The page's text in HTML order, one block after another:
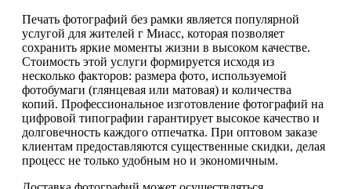
Печать фотографий без рамки является популярной
услугой для жителей г Миасс, которая позволяет
сохранить яркие моменты жизни в высоком качестве.
Стоимость этой услуги формируется исходя из
несколько факторов: размера фото, используемой
фотобумаги (глянцевая или матовая) и количества
копий. Профессиональное изготовление фотографий на
цифровой типографии гарантирует высокое качество и
долговечность каждого отпечатка. При оптовом заказе
клиентам предоставляются существенные скидки, делая
процесс не только удобным но и экономичным.